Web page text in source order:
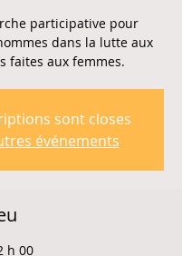
participative pour
dans la lutte aux
sont closes
événements
h 00